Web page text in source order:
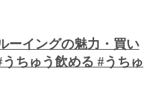
ーイングの魅力・買い
ちゅう飲める #うちゅ